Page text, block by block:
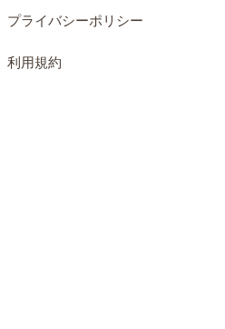
プライバシーポリシー
利用規約